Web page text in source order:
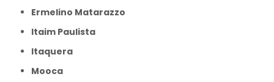
Ermelino Matarazzo
Itaim Paulista
Itaquera
Mooca